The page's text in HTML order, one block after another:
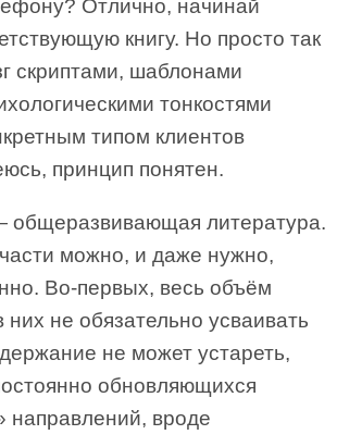
Отлично, начинай
книгу. Но просто так
скриптами, шаблонами
тонкостями
типом клиентов
принцип понятен.
общеразвивающая литература.
можно, и даже нужно,
Во-первых, весь объём
не обязательно усваивать
не может устареть,
обновляющихся
направлений, вроде